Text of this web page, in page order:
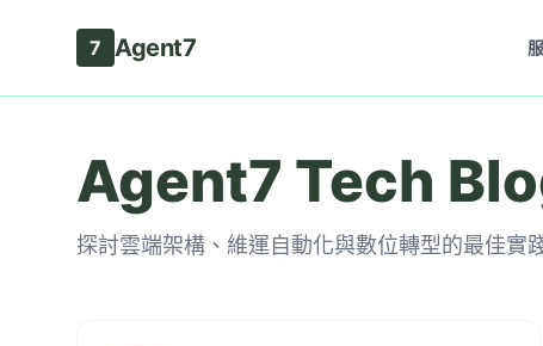
7 Agent7
Agent7 Tech
探討雲端架構、維運自動化與數位轉型的最佳實